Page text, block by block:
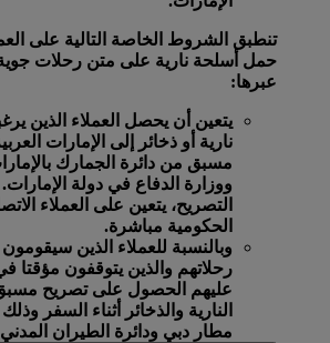
تنطبق الشروط الخاصة التالية على
حمل أسلحة نارية على متن رحلات
عبرها:
يتعين أن يحصل العملاء الذين
نارية أو ذخائر إلى الإمارات
مسبق من دائرة الجمارك
ووزارة الدفاع في دولة
التصريح، يتعين على العملاء
الحكومية مباشرة.
وبالنسبة للعملاء الذين سيقومون
رحلاتهم والذين يتوقفون مؤقتا
عليهم الحصول على تصريح
النارية والذخائر أثناء السفر
مطار دبي ودائرة الطيران